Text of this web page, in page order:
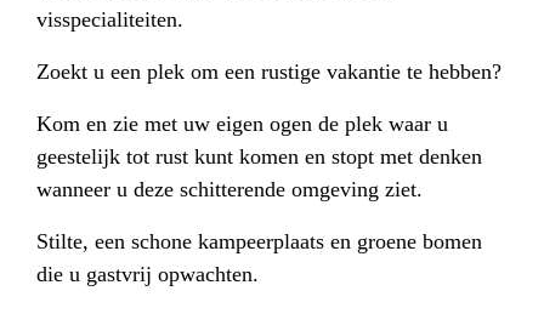
visspecialiteiten.
Zoekt u een plek om een rustige vakantie te hebben?
Kom en zie met uw eigen ogen de plek waar u
geestelijk tot rust kunt komen en stopt met denken
wanneer u deze schitterende omgeving ziet.
Stilte, een schone kampeerplaats en groene bomen
die u gastvrij opwachten.